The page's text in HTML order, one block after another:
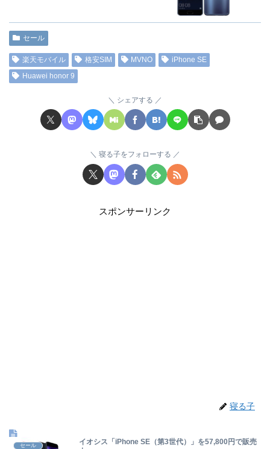
セール
楽天モバイル 格安SIM MVNO
iPhone SE
Huawei honor 9
シェアする
寝る子をフォローする
スポンサーリンク
寝る子
セール
イオシス「iPhone SE（第3世代）」を57,800円で販売